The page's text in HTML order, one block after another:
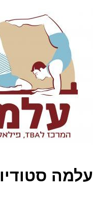
עלמה סטודיו